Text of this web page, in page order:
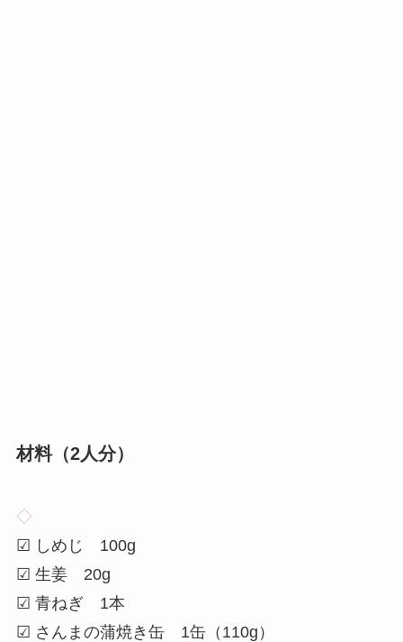
材料（2人分）
◇
☑ しめじ 100g
☑ 生姜 20g
☑ 青ねぎ 1本
☑ さんまの蒲焼き缶 1缶（110g）